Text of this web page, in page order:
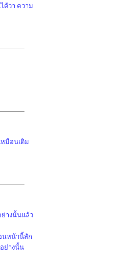
ด้ว่า ความ
มือนเดิม
ย่างนั้นแล้ว
นหน้านี้สัก
ย่างนั้น